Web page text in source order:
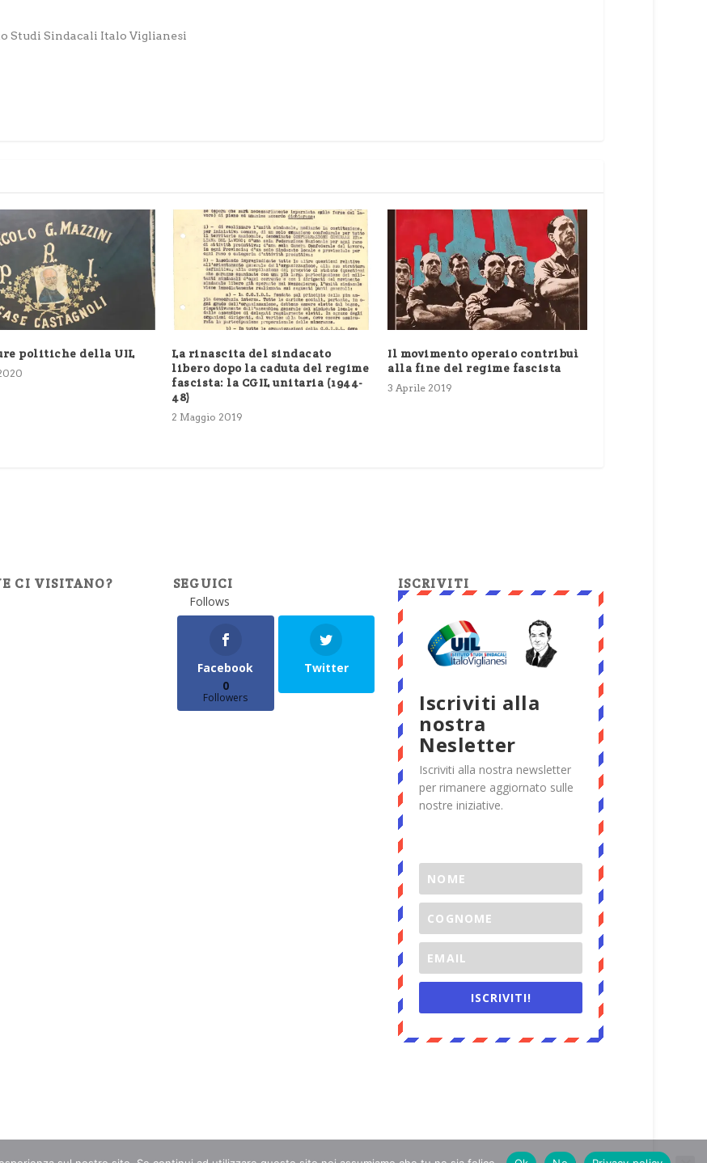
Studi Sindacali Italo Viglianesi
politiche della UIL
La rinascita del sindacato
libero dopo la caduta del regime
fascista: la CGIL unitaria (1944-
48)
2 Maggio 2019
Il movimento operaio contribuì
alla fine del regime fascista
3 Aprile 2019
CI VISITANO? SEGUICI
Follows
Facebook
0
Followers
Twitter
ISCRIVITI
Iscriviti alla
nostra
Nesletter
Iscriviti alla nostra newsletter
per rimanere aggiornato sulle
nostre iniziative.
ISCRIVITI!